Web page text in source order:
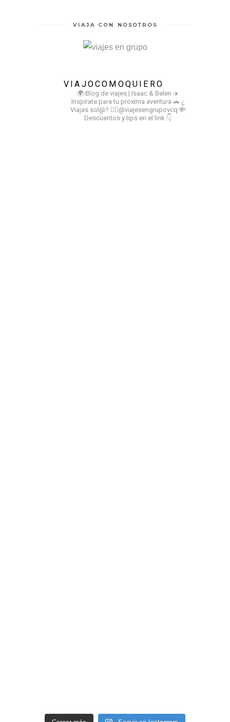
VIAJA CON NOSOTROS
VIAJOCOMOQUIERO
🌍 Blog de viajes | Isaac & Belen ✈️
Inspírate para tu proxima aventura 🚗 ¿
Viajas sol@? 👉🏻@viajesengrupovcq 💸
Descuentos y tips en el link 👇